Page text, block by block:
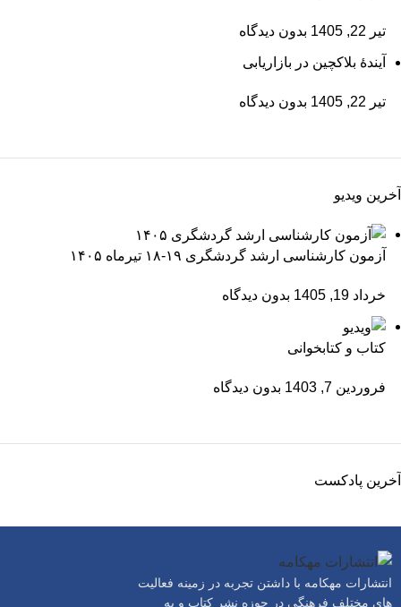
تیر 22, 1405 بدون دیدگاه
آیندۀ بلاکچین در بازاریابی
تیر 22, 1405 بدون دیدگاه
آخرین ویدیو
آزمون کارشناسی ارشد گردشگری ۱۹-۱۸ تیرماه ۱۴۰۵
خرداد 19, 1405 بدون دیدگاه
کتاب و کتابخوانی
فروردین 7, 1403 بدون دیدگاه
آخرین پادکست
انتشارات مهکامه با داشتن تجربه در زمینه فعالیت
های مختلف فرهنگی در حوزه نشر کتاب و به